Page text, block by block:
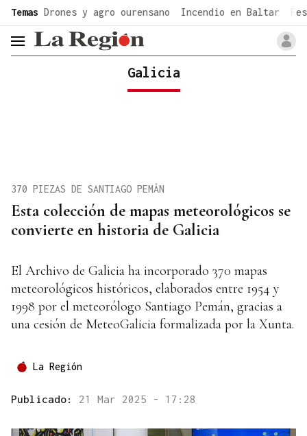
Temas Drones y agro ourensano Incendio en Baltar
header.menu.open
Galicia
Esta colección de mapas meteorológicos se
convierte en historia de Galicia
370 PIEZAS DE SANTIAGO PEMÁN
El Archivo de Galicia ha incorporado 370 mapas
meteorológicos históricos, elaborados entre 1954 y
1998 por el meteorólogo Santiago Pemán, gracias a
una cesión de MeteoGalicia formalizada por la Xunta.
La Región
Publicado: 21 Mar 2025 - 17:28